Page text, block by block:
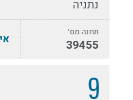
נתניה
תחנה מס׳
39455
9